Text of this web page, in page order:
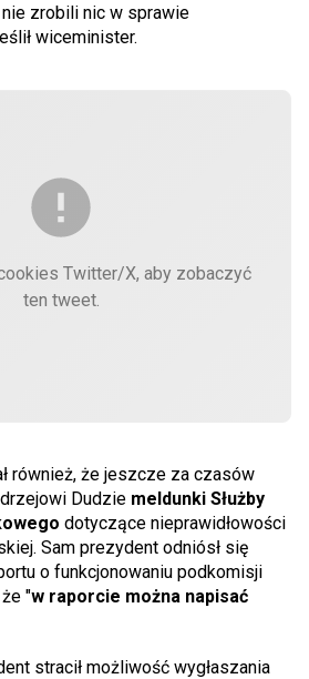
zrobili nic w sprawie
wiceminister.
Twitter/X, aby zobaczyć
ten tweet.
również, że jeszcze za czasów
Dudzie meldunki Służby
dotyczące nieprawidłowości
Sam prezydent odniósł się
o funkcjonowaniu podkomisji
"w raporcie można napisać
stracił możliwość wygłaszania